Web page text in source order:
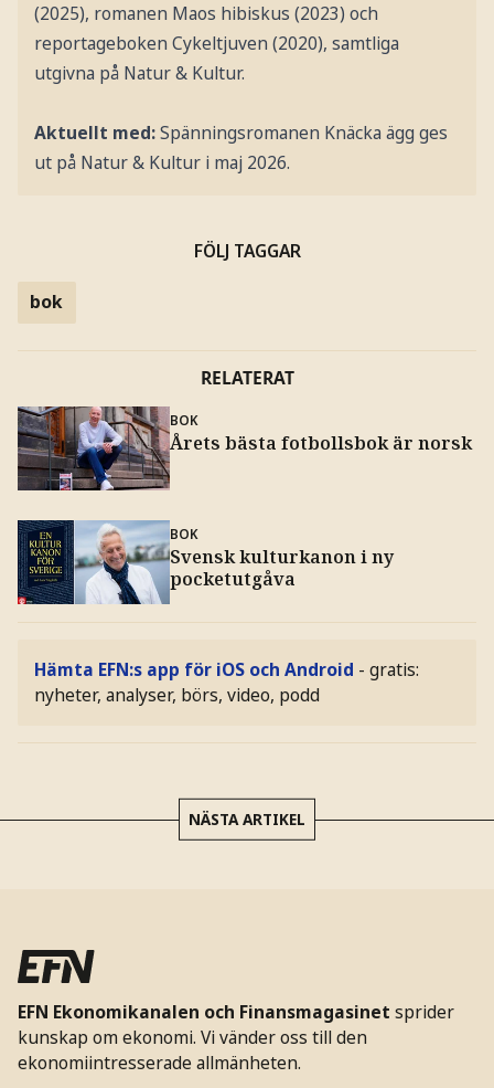
(2025), romanen Maos hibiskus (2023) och
reportageboken Cykeltjuven (2020), samtliga
utgivna på Natur & Kultur.
Aktuellt med:Spänningsromanen Knäcka ägg ges
ut på Natur & Kultur i maj 2026.
FÖLJ TAGGAR
bok
RELATERAT
BOK
Årets bästa fotbollsbok är norsk
BOK
Svensk kulturkanon i ny
pocketutgåva
Hämta EFN:s app för iOS och Android - gratis:
nyheter, analyser, börs, video, podd
NÄSTA ARTIKEL
EFN Ekonomikanalen och Finansmagasinet sprider
kunskap om ekonomi. Vi vänder oss till den
ekonomiintresserade allmänheten.